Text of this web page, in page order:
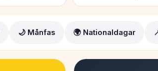
🌙 Månfas 🌍 Nationaldagar